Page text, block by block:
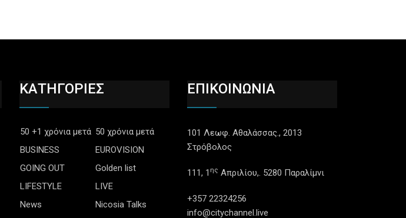
ΚΑΤΗΓΟΡΙΕΣ
50 +1 χρόνια μετά 50 χρόνια μετά
BUSINESS
EUROVISION
GOING OUT
Golden list
LIFESTYLE
LIVE
News
Nicosia Talks
ΕΠΙΚΟΙΝΩΝΙΑ
101 Λεωφ. Αθαλάσσας., 2013
Στρόβολος
111, 1 ης Απριλίου,. 5280 Παραλίμνι
+357 22324256
info@citychannel.live